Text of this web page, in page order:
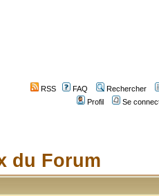
RSS FAQ
Rechercher
Profil
Se
du Forum